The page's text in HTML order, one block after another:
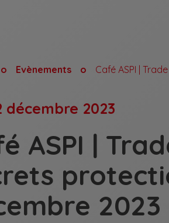
Evènements
décembre 2023
ASPI |
2023